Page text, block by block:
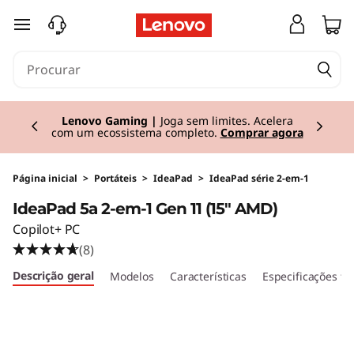
P
a
d
5
a
saltar para o conteúdo principal
Lenovo Gaming | Joga sem limites. Acelera
com um ecossistema completo. Comprar agora
Página inicial > Portáteis > IdeaPad > IdeaPad série 2-em-1
IdeaPad 5a 2-em-1 Gen 11 (15" AMD)
Copilot+ PC
(8)
Descrição geral Modelos Características Especificações